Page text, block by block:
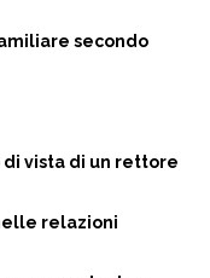
secondo
di vista di un rettore
relazioni